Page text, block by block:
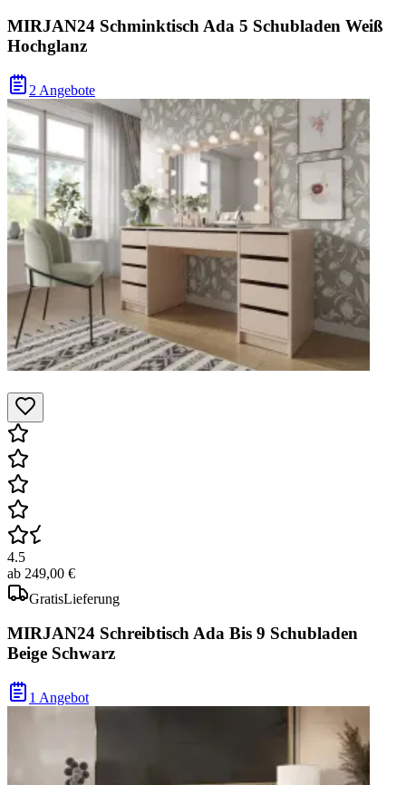
MIRJAN24 Schminktisch Ada 5 Schubladen Weiß
Hochglanz
2 Angebote
4.5
ab 249,00 €
GratisLieferung
MIRJAN24 Schreibtisch Ada Bis 9 Schubladen
Beige Schwarz
1 Angebot